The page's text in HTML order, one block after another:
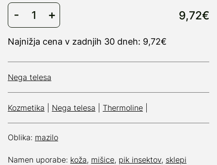
9,72€
Najnižja cena v zadnjih 30 dneh: 9,72€
Nega telesa
Kozmetika Nega telesa Thermoline
Oblika: mazilo
Namen uporabe: koža, mišice, pik insektov, sklepi